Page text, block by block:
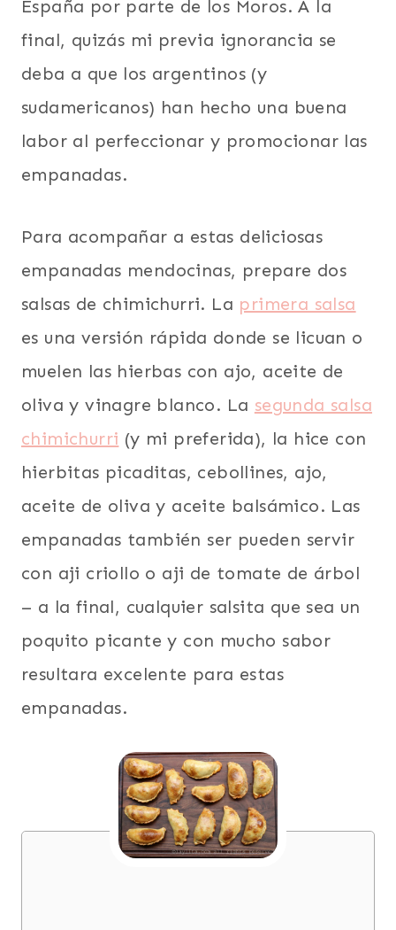
España por parte de los Moros. A la
final, quizás mi previa ignorancia se
deba a que los argentinos (y
sudamericanos) han hecho una buena
labor al perfeccionar y promocionar las
empanadas.
Para acompañar a estas deliciosas
empanadas mendocinas, prepare dos
salsas de chimichurri. La primera salsa
es una versión rápida donde se licuan o
muelen las hierbas con ajo, aceite de
oliva y vinagre blanco. La segunda salsa
chimichurri (y mi preferida), la hice con
hierbitas picaditas, cebollines, ajo,
aceite de oliva y aceite balsámico. Las
empanadas también ser pueden servir
con aji criollo o aji de tomate de árbol
– a la final, cualquier salsita que sea un
poquito picante y con mucho sabor
resultara excelente para estas
empanadas.